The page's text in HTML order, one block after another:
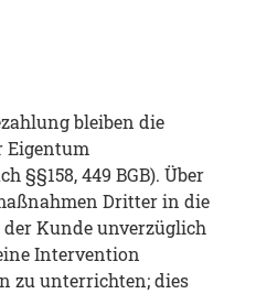
bleiben die
Eigentum
§§158, 449 BGB). Über
Dritter in die
Kunde unverzüglich
Intervention
zu unterrichten; dies